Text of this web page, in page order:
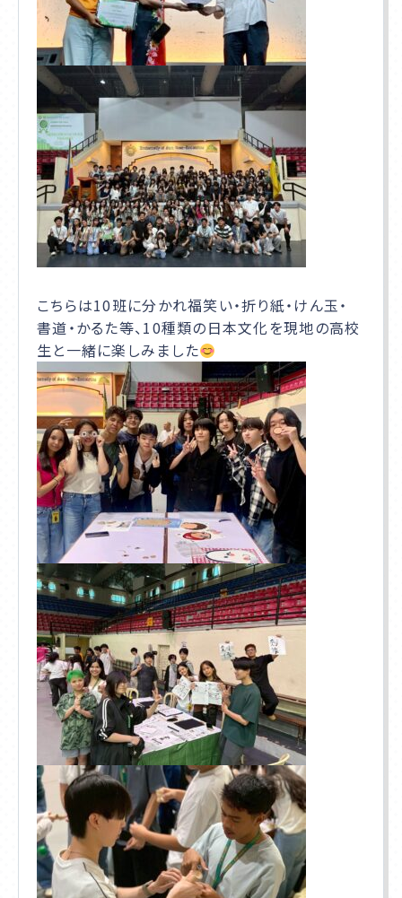
こちらは10班に分かれ福笑い・折り紙・けん玉・
書道・かるた等、10種類の日本文化を現地の高校
生と一緒に楽しみました